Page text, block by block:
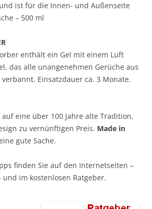
ist für die Innen- und Außenseite
– 500 ml
enthält ein Gel mit einem Luft
das alle unangenehmen Gerüche aus
Einsatzdauer ca. 3 Monate.
eine über 100 Jahre alte Tradition,
zu vernünftigen Preis. Made in
gute Sache.
finden Sie auf den Internetseiten –
und im kostenlosen Ratgeber.